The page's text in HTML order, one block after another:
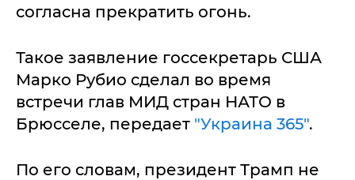
согласна прекратить огонь.
Такое заявление госсекретарь США
Марко Рубио сделал во время
встречи глав МИД стран НАТО в
Брюсселе, передает "Украина 365".
По его словам, президент Трамп не